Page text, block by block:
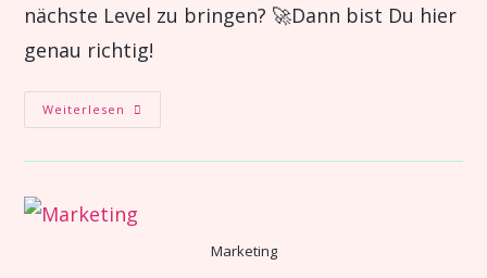
nächste Level zu bringen? 🚀Dann bist Du hier
genau richtig!
Weiterlesen
Marketing